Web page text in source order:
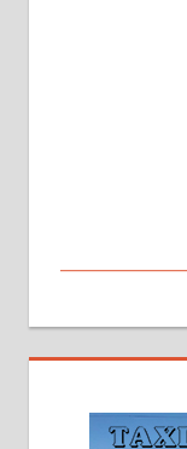
На
стамбене
2х150м2,